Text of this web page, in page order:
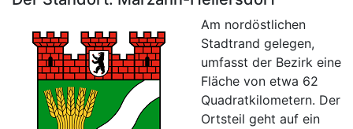
Am nordöstlichen
Stadtrand gelegen,
umfasst der Bezirk eine
Fläche von etwa 62
Quadratkilometern. Der
Ortsteil geht auf ein